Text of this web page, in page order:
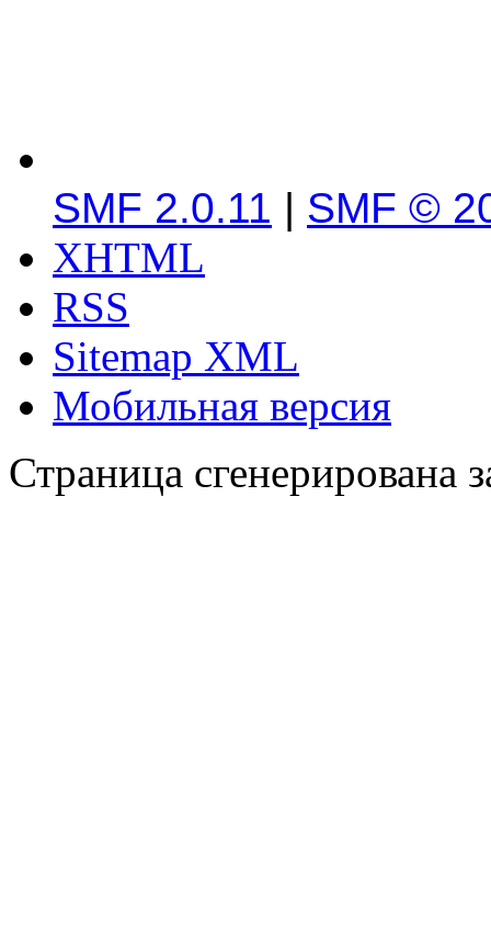
SMF 2.0.11 | SMF ©
XHTML
RSS
Sitemap XML
Мобильная версия
Страница сгенерирована